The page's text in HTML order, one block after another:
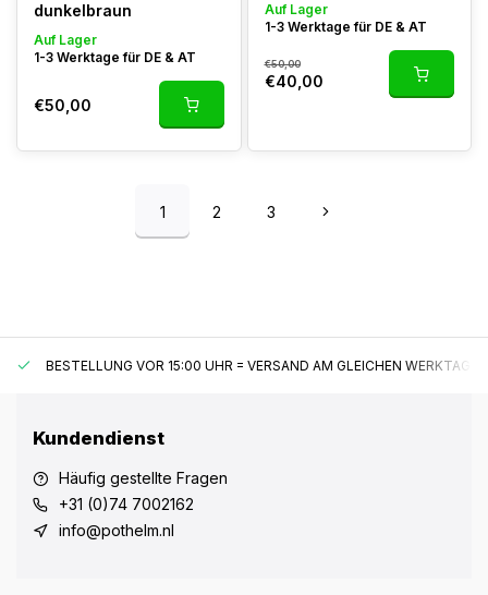
dunkelbraun
Auf Lager
1-3 Werktage für DE & AT
€50,00
Auf Lager
1-3 Werktage für DE & AT
€50,00
€40,00
1 2 3
BESTELLUNG VOR 15:00 UHR = VERSAND AM GLEICHEN WERKTAG*
Kundendienst
Häufig gestellte Fragen
+31 (0)74 7002162
info@pothelm.nl